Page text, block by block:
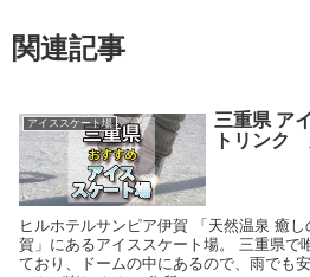
関連記事
アイススケート場
三重県 ア
トリンク
ヒルホテルサンピア伊賀 「天然温泉 癒
賀」にあるアイススケート場。 三重県で
ており、ドームの中にあるので、雨でも